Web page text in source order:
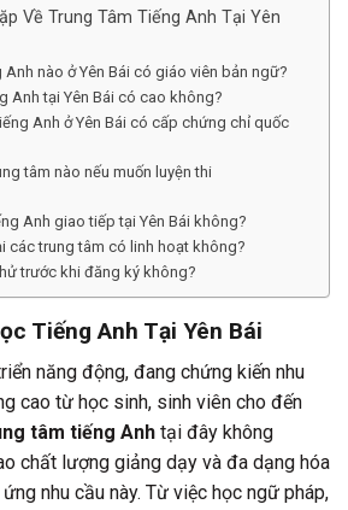
Về Trung Tâm Tiếng Anh Tại Yên
Anh nào ở Yên Bái có giáo viên bản ngữ?
Anh tại Yên Bái có cao không?
Anh ở Yên Bái có cấp chứng chỉ quốc
tâm nào nếu muốn luyện thi
Anh giao tiếp tại Yên Bái không?
các trung tâm có linh hoạt không?
trước khi đăng ký không?
Tiếng Anh Tại Yên Bái
năng động, đang chứng kiến nhu
cao từ học sinh, sinh viên cho đến
tâm tiếng Anh tại đây không
chất lượng giảng dạy và đa dạng hóa
nhu cầu này. Từ việc học ngữ pháp,